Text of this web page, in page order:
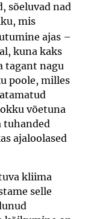
sõeluvad nad
mis
ajas –
kuna kaks
tagant nagu
poole, milles
võetuna
tuhanded
ajaloolased
kliima
selle